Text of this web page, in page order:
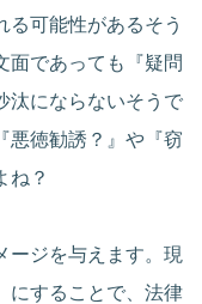
る可能性があるそう
面であっても『疑問
汰にならないそうで
悪徳勧誘？』や『窃
ね？
ージを与えます。現
にすることで、法律